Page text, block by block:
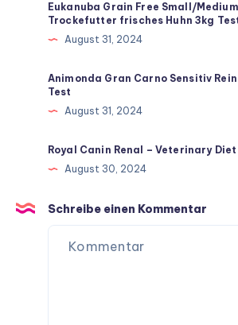
Eukanuba Grain Free Small/
Trockefutter frisches Huhn 3kg
August 31, 2024
Animonda Gran Carno Sensitiv
Test
August 31, 2024
Royal Canin Renal – Veterinary
August 30, 2024
Schreibe einen Kommentar